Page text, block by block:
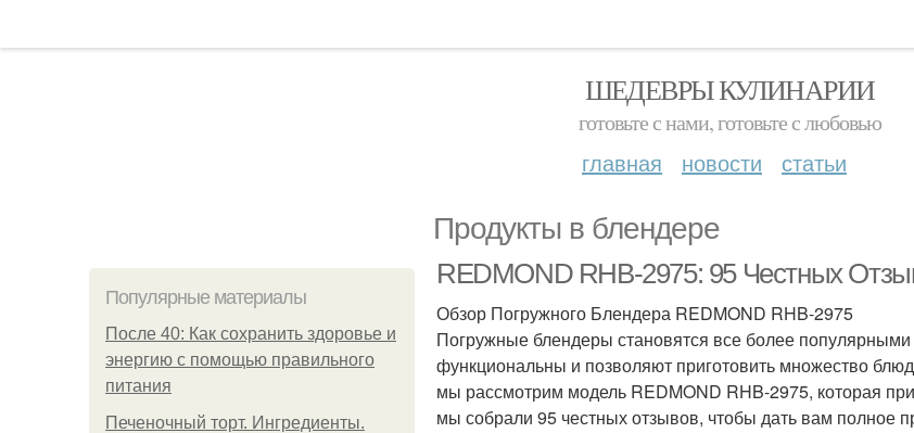
ШЕДЕВРЫ КУЛИНАРИИ
готовьте с нами, готовьте с любовью
главная новости статьи
Продукты в блендере
Популярные материалы
После 40: Как сохранить здоровье и
энергию с помощью правильного
питания
Печеночный торт. Ингредиенты.
REDMOND RHB-2975: 95 Честных
Обзор Погружного Блендера REDMOND RHB-2975
Погружные блендеры становятся все более
функциональны и позволяют приготовить множество
мы рассмотрим модель REDMOND RHB-2975, которая
мы собрали 95 честных отзывов, чтобы дать вам полное